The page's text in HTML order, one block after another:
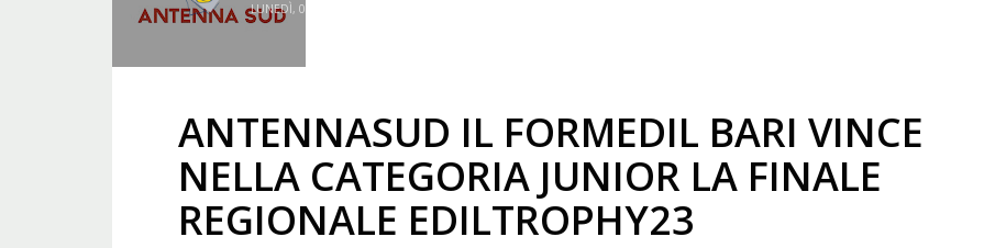
LUNEDÌ, 09 OTTOBRE 2023
ANTENNASUD IL FORMEDIL BARI VINCE
NELLA CATEGORIA JUNIOR LA FINALE
REGIONALE EDILTROPHY23